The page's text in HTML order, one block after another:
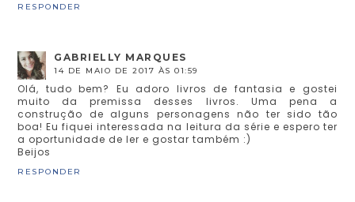
RESPONDER
GABRIELLY MARQUES
14 DE MAIO DE 2017 ÀS 01:59
Olá, tudo bem? Eu adoro livros de fantasia e gostei
muito da premissa desses livros. Uma pena a
construção de alguns personagens não ter sido tão
boa! Eu fiquei interessada na leitura da série e espero ter
a oportunidade de ler e gostar também :)
Beijos
RESPONDER